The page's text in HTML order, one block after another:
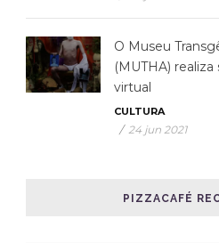
O Museu
(MUTHA)
virtual
CULTURA
/ 24 jun 2021
PIZZACAFÉ